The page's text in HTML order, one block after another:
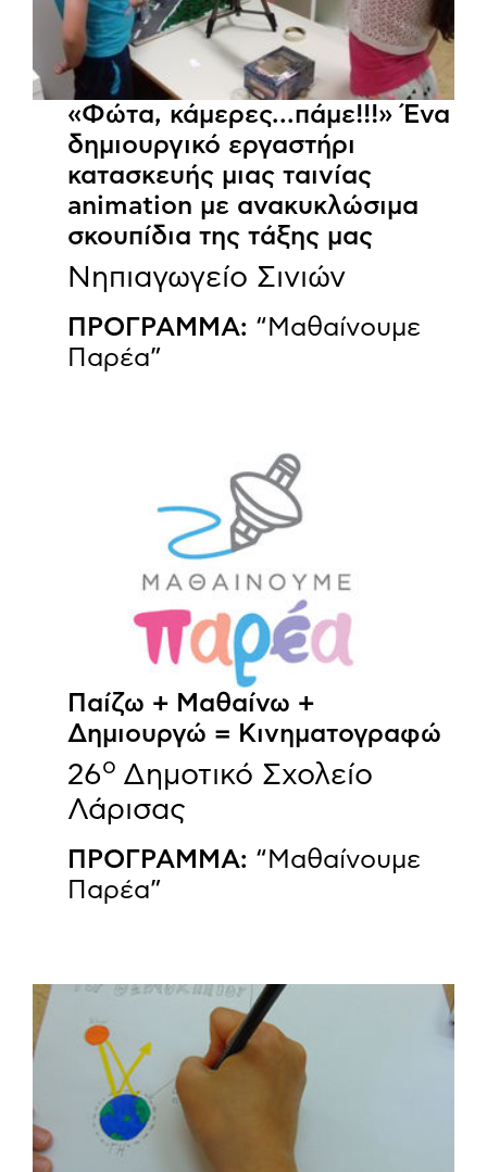
«Φώτα, κάμερες...πάμε!!!» Ένα
δημιουργικό εργαστήρι
κατασκευής μιας ταινίας
animation με ανακυκλώσιμα
σκουπίδια της τάξης μας
Νηπιαγωγείο Σινιών
ΠΡΟΓΡΑΜΜΑ: “Μαθαίνουμε
Παρέα”
Παίζω + Μαθαίνω +
Δημιουργώ = Κινηματογραφώ
26ο Δημοτικό Σχολείο
Λάρισας
ΠΡΟΓΡΑΜΜΑ: “Μαθαίνουμε
Παρέα”